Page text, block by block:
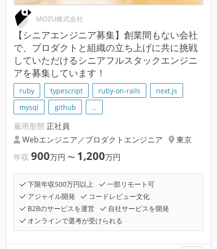
MOZU株式会社
【シニアエンジニア募集】創業間もない会社
で、プロダクトと組織の立ち上げに共に挑戦
していただけるシニアフルスタックエンジニ
アを募集しています！
ruby typescript ruby-on-rails
next.js
mysql
github …
雇用形態 正社員
Webエンジニア／プロダクトエンジニア
東京
年収 900万円 〜 1,200万円
下限年収500万円以上
一部リモート可
アジャイル開発
コードレビュー文化
B2Bのサービスを運営
自社サービスを開発
オンラインで選考が受けられる